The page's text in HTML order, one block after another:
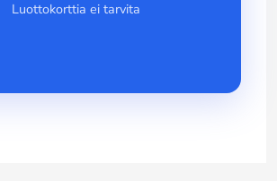
Luottokorttia ei tarvita